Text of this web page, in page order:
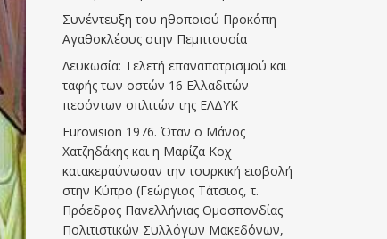
Συνέντευξη του ηθοποιού Προκόπη
Αγαθοκλέους στην Πεμπτουσία
Λευκωσία: Τελετή επαναπατρισμού και
ταφής των οστών 16 Ελλαδιτών
πεσόντων οπλιτών της ΕΛΔΥΚ
Eurovision 1976. Όταν ο Μάνος
Χατζηδάκης και η Μαρίζα Κοχ
κατακεραύνωσαν την τουρκική εισβολή
στην Κύπρο (Γεώργιος Τάτσιος, τ.
Πρόεδρος Πανελλήνιας Ομοσπονδίας
Πολιτιστικών Συλλόγων Μακεδόνων,